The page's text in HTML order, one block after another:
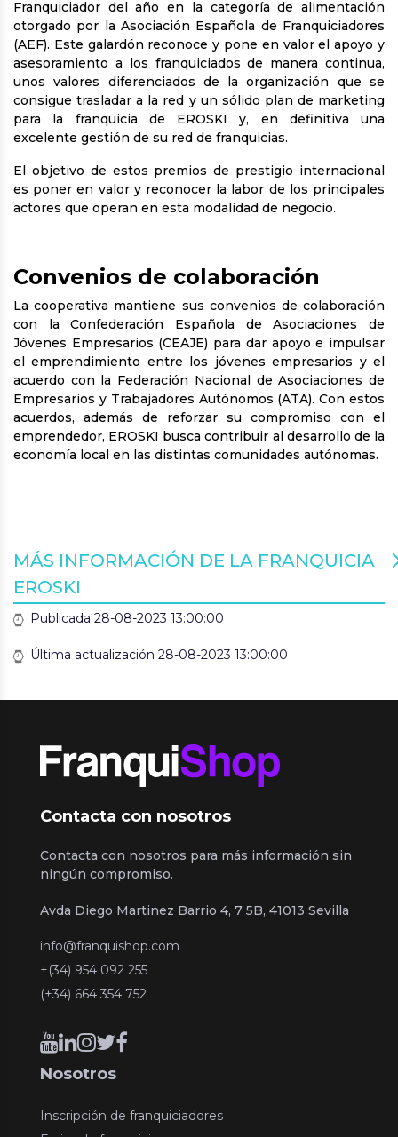
Franquiciador del año en la categoría de alimentación
otorgado por la Asociación Española de Franquiciadores
(AEF). Este galardón reconoce y pone en valor el apoyo y
asesoramiento a los franquiciados de manera continua,
unos valores diferenciados de la organización que se
consigue trasladar a la red y un sólido plan de marketing
para la franquicia de EROSKI y, en definitiva una
excelente gestión de su red de franquicias.
El objetivo de estos premios de prestigio internacional
es poner en valor y reconocer la labor de los principales
actores que operan en esta modalidad de negocio.
Convenios de colaboración
La cooperativa mantiene sus convenios de colaboración
con la Confederación Española de Asociaciones de
Jóvenes Empresarios (CEAJE) para dar apoyo e impulsar
el emprendimiento entre los jóvenes empresarios y el
acuerdo con la Federación Nacional de Asociaciones de
Empresarios y Trabajadores Autónomos (ATA). Con estos
acuerdos, además de reforzar su compromiso con el
emprendedor, EROSKI busca contribuir al desarrollo de la
economía local en las distintas comunidades autónomas.
MÁS INFORMACIÓN DE LA FRANQUICIA
EROSKI
Publicada 28-08-2023 13:00:00
Última actualización 28-08-2023 13:00:00
Contacta con nosotros
Contacta con nosotros para más información sin
ningún compromiso.
Avda Diego Martinez Barrio 4, 7 5B, 41013 Sevilla
info@franquishop.com
+(34) 954 092 255
(+34) 664 354 752
Nosotros
Inscripción de franquiciadores